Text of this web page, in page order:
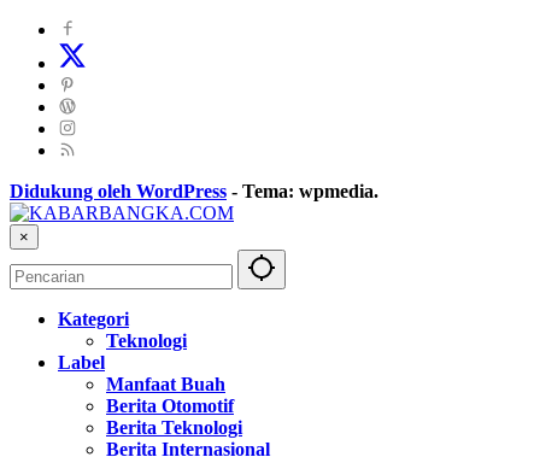
Didukung oleh WordPress - Tema: wpmedia.
×
Kategori
Teknologi
Label
Manfaat Buah
Berita Otomotif
Berita Teknologi
Berita Internasional